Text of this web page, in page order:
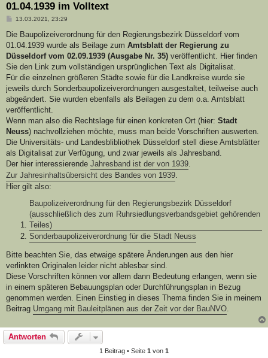
01.04.1939 im Volltext
B
i
r
a
13.03.2021, 23:29
Die Baupolizeiverordnung für den Regierungsbezirk Düsseldorf vom
01.04.1939 wurde als Beilage zum Amtsblatt der Regierung zu
Düsseldorf vom 02.09.1939 (Ausgabe Nr. 35) veröffentlicht. Hier finden
Sie den Link zum vollständigen ursprünglichen Text als Digitalisat.
Für die einzelnen größeren Städte sowie für die Landkreise wurde sie
jeweils durch Sonderbaupolizeiverordnungen ausgestaltet, teilweise auch
abgeändert. Sie wurden ebenfalls als Beilagen zu dem o.a. Amtsblatt
veröffentlicht.
Wenn man also die Rechtslage für einen konkreten Ort (hier: Stadt
Neuss) nachvollziehen möchte, muss man beide Vorschriften auswerten.
Die Universitäts- und Landesblibliothek Düsseldorf stell diese Amtsblätter
als Digitalisat zur Verfügung, und zwar jeweils als Jahresband.
Der hier interessierende Jahresband ist der von 1939.
Zur Jahresinhaltsübersicht des Bandes von 1939.
Hier gilt also:
Baupolizeiverordnung für den Regierungsbezirk Düsseldorf
(ausschließlich des zum Ruhrsiedlungsverbandsgebiet gehörenden
Teiles)
Sonderbaupolizeiverordnung für die Stadt Neuss
Bitte beachten Sie, das etwaige spätere Änderungen aus den hier
verlinkten Originalen leider nicht ablesbar sind.
Diese Vorschriften können vor allem dann Bedeutung erlangen, wenn sie
in einem späteren Bebauungsplan oder Durchführungsplan in Bezug
genommen werden. Einen Einstieg in dieses Thema finden Sie in meinem
Beitrag Umgang mit Bauleitplänen aus der Zeit vor der BauNVO.
Antworten
1 Beitrag • Seite 1 von 1